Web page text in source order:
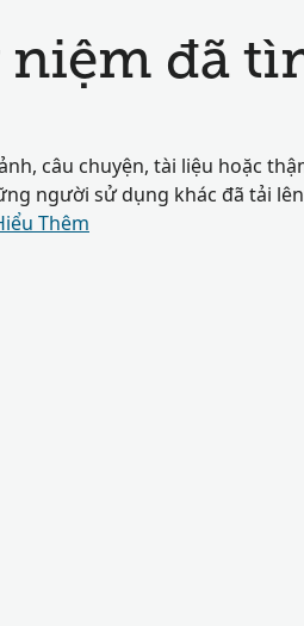
đã
câu chuyện, tài liệu hoặc
người sử dụng khác đã tải
Thêm